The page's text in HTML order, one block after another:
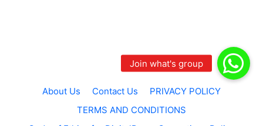
About Us Contact Us
PRIVACY POLICY
TERMS AND CONDITIONS